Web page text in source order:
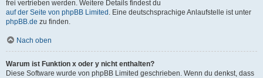
frei vertrieben werden. Weitere Details findest du
auf der Seite von phpBB Limited . Eine deutschsprachige Anlaufstelle ist unter
phpBB.de zu finden.
Nach oben
Warum ist Funktion x oder y nicht enthalten?
Diese Software wurde von phpBB Limited geschrieben. Wenn du denkst, dass